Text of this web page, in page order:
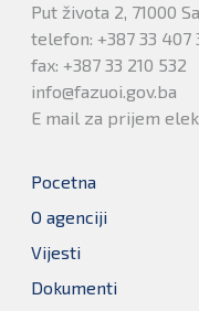
Put života 2, 71000
telefon: +387 33 407
fax: +387 33 210 532
info@fazuoi.gov.ba
E mail za prijem
Pocetna
O agenciji
Vijesti
Dokumenti